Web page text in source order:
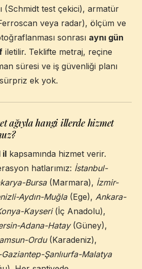
(Schmidt test çekici), armatür
veya radar), ölçüm ve
sonrası aynı gün
iletilir. Teklifte metraj, reçine
süresi ve iş güvenliği planı
ek yok.
ağıyla hangi illerde hizmet
il kapsamında hizmet verir.
hatlarımız: İstanbul-
Bursa(Marmara), İzmir-
Aydın-Muğla(Ege), Ankara-
Kayseri(İç Anadolu),
Adana-Hatay(Güney),
Ordu(Karadeniz),
Şanlıurfa-Malatya